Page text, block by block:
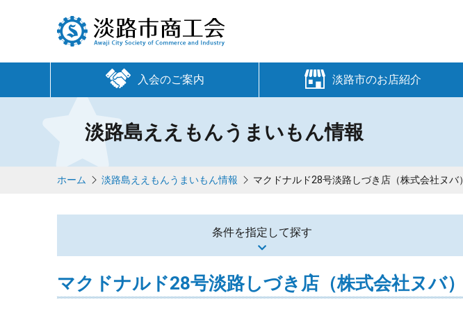
入会のご案内 淡路市のお店紹介
淡路島ええもんうまいもん情報
ホーム 淡路島ええもんうまいもん情報 マクドナルド28号淡路しづき店（株式会社ヌバ）
条件を指定して探す
マクドナルド28号淡路しづき店（株式会社ヌバ）